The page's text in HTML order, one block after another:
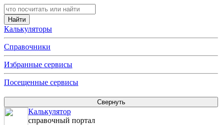
Калькуляторы
Справочники
Избранные сервисы
Посещенные сервисы
Калькулятор
справочный портал